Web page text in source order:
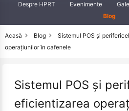
Despre HPRT Evenimente
Blog
Acasă Blog
Sistemul POS și
operațiunilor în cafenele
Sistemul POS și
eficientizarea